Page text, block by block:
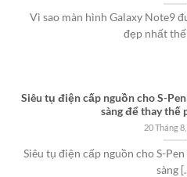
Vì sao màn hình Galaxy Note9
đẹp nhất thế
Siêu tụ điện cấp nguồn cho S-
sàng để thay thế
20 Tháng
Siêu tụ điện cấp nguồn cho S-
sàng